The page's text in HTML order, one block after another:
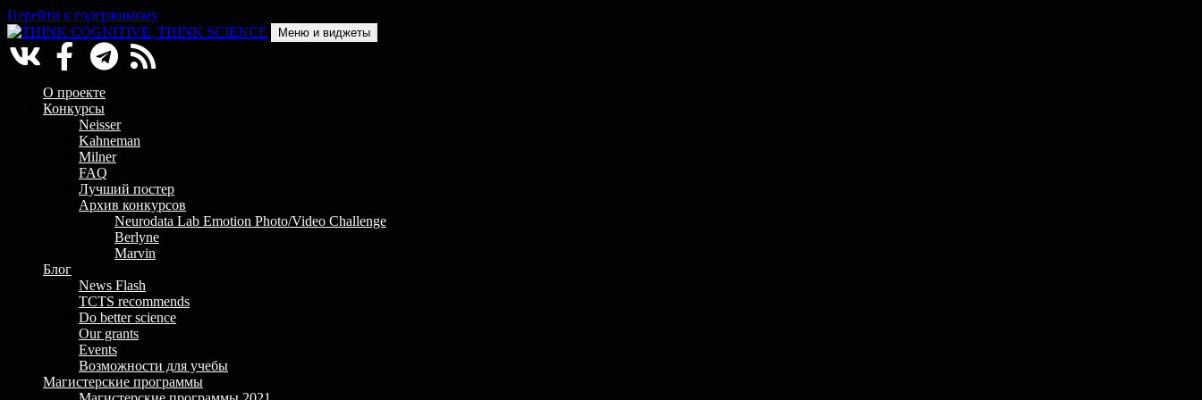
Перейти к содержимому
THINK COGNITIVE, THINK SCIENCE
Научно-образовательный проект в сфере когнитивной науки
Меню и виджеты
О проекте
Конкурсы
Neisser
Kahneman
Milner
FAQ
Лучший постер
Архив конкурсов
Neurodata Lab Emotion Photo/Video Challenge
Berlyne
Marvin
Блог
News Flash
TCTS recommends
Do better science
Our grants
Events
Возможности для учебы
Магистерские программы